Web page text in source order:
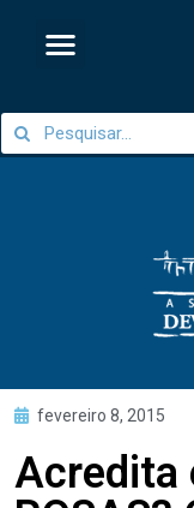
fevereiro 8, 2015
Acredita